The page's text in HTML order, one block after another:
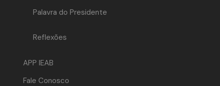
Palavra do Presidente
Reflexões
APP IEAB
Fale Conosco